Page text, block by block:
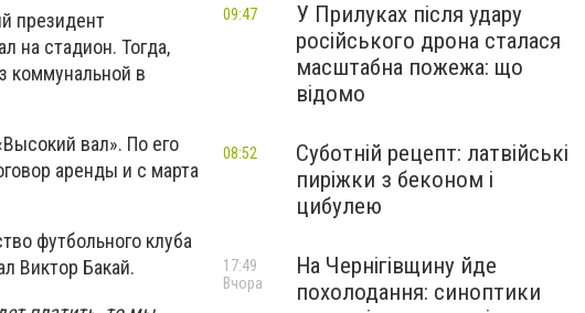
президент
на стадион. Тогда,
коммунальной в
вал». По его
аренды и с марта
футбольного клуба
Виктор Бакай.
У Прилуках після удару
російського дрона сталася
масштабна пожежа: що
відомо
09:47
Суботній рецепт: латвійські
пиріжки з беконом і
цибулею
08:52
На Чернігівщину йде
похолодання: синоптики
17:49
Вчора